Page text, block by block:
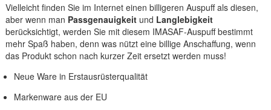
Vielleicht finden Sie im Internet einen billigeren Auspuff als diesen,
aber wenn man Passgenauigkeit und Langlebigkeit
berücksichtigt, werden Sie mit diesem IMASAF-Auspuff bestimmt
mehr Spaß haben, denn was nützt eine billige Anschaffung, wenn
das Produkt schon nach kurzer Zeit ersetzt werden muss!
Neue Ware in Erstausrüsterqualität
Markenware aus der EU